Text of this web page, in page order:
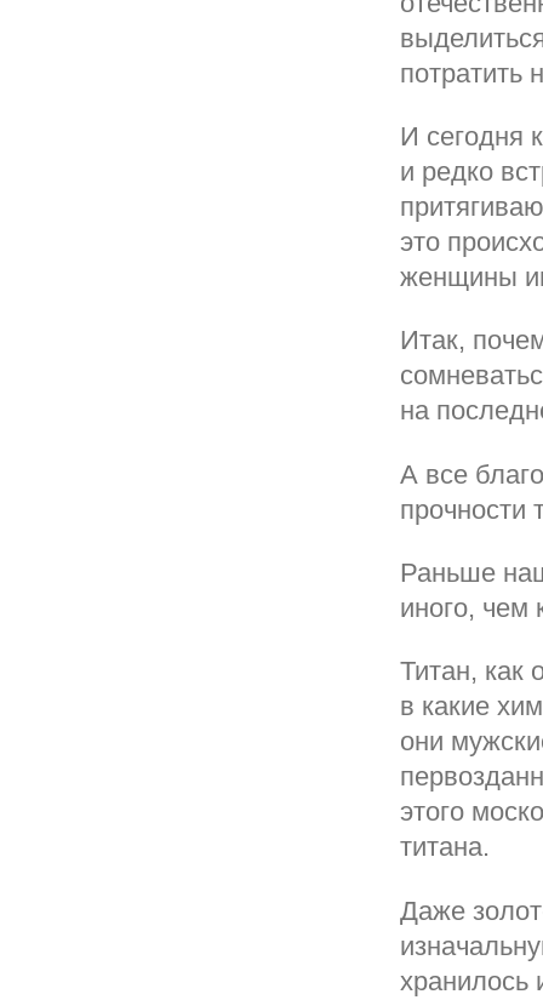
потратить
И сегодня
и редко
это
женщины
Итак,
на
А все
прочности
Раньше
иного, чем
Титан, как
в какие
они
этого
титана.
Даже
хранилось